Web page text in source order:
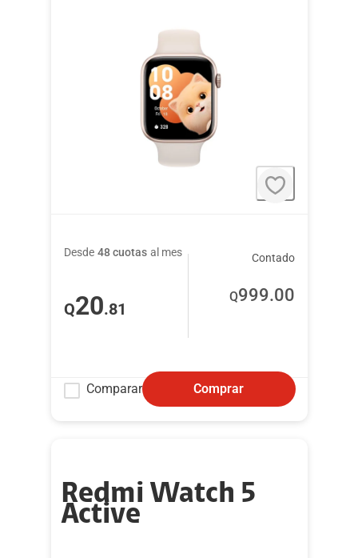
Desde 48 cuotas al mes
Q20.81
Contado
Q999.00
Comparar Comprar
Redmi Watch 5
Active